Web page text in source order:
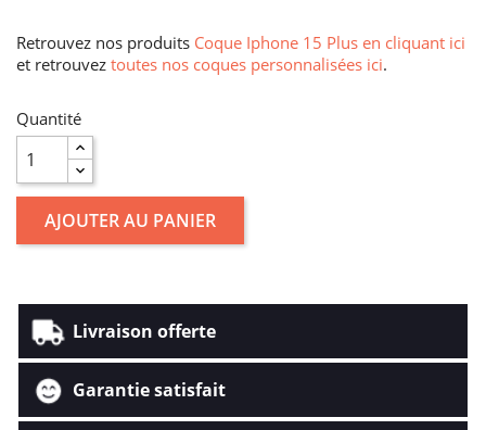
Retrouvez nos produits Coque Iphone 15 Plus en cliquant ici
et retrouvez toutes nos coques personnalisées ici.
Quantité
AJOUTER AU PANIER
Livraison offerte
Garantie satisfait